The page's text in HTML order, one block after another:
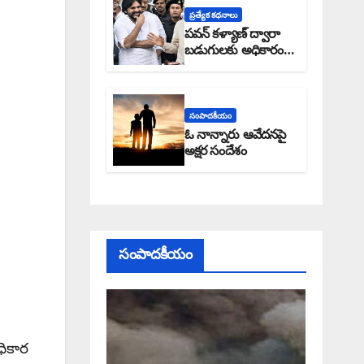
ప్రత్యేక కధనాలు
పవన్ కళ్యాణ్ ద్వారా
బడుగులకు అధికారం
ఎండమావేనా: అక్షర
సంపాదకీయం
ఓ నాన్నారు ఆవేదనపై
అక్షర సందేశం
సంపాదకీయం